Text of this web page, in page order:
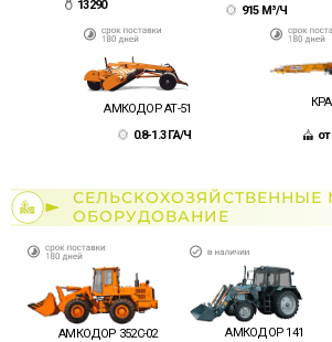
13290
915 М³/Ч
АМКОДОР АТ-51
0.8-1.3 ГА/Ч
ОБОРУДОВАНИЕ
АМКОДОР 352C-02
АМКОДОР 141